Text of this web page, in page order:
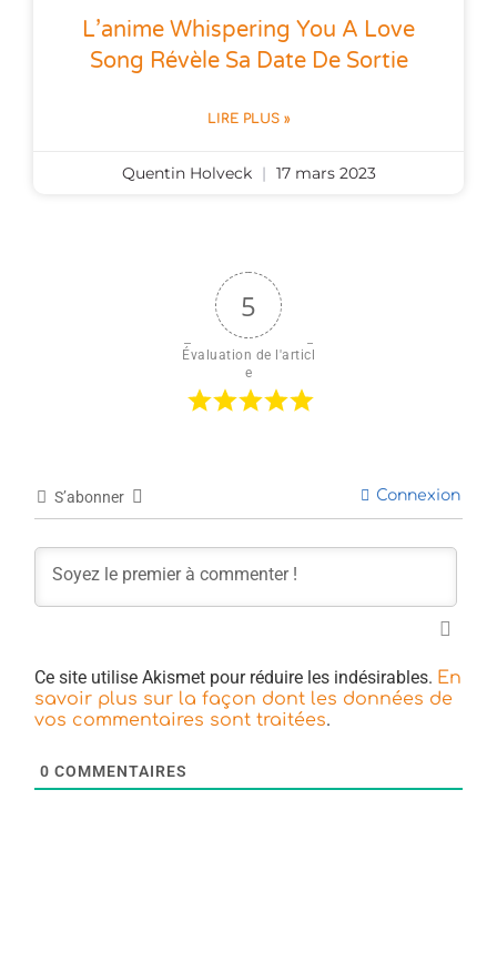
L’anime Whispering You A Love
Song Révèle Sa Date De Sortie
LIRE PLUS »
Quentin Holveck 17 mars 2023
5
Évaluation de l'articl
e
S’abonner Connexion
Ce site utilise Akismet pour réduire les indésirables. En
savoir plus sur la façon dont les données de
vos commentaires sont traitées.
0 COMMENTAIRES